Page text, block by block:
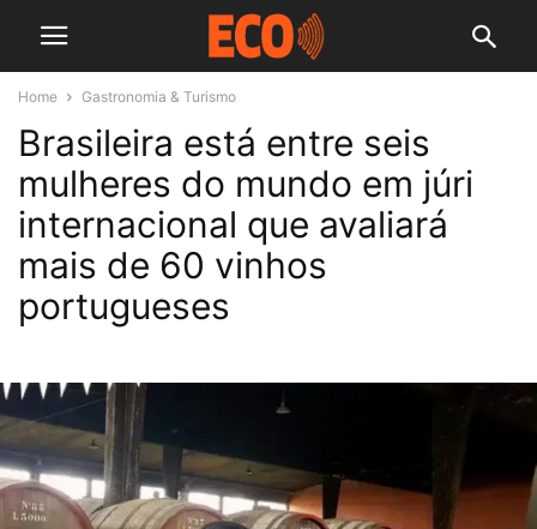
Home Gastronomia & Turismo
Brasileira está entre seis
mulheres do mundo em júri
internacional que avaliará
mais de 60 vinhos
portugueses